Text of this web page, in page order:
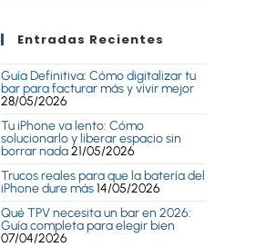
Entradas Recientes
Guía Definitiva: Cómo digitalizar tu
bar para facturar más y vivir mejor
28/05/2026
Tu iPhone va lento: Cómo
solucionarlo y liberar espacio sin
borrar nada21/05/2026
Trucos reales para que la batería del
iPhone dure más14/05/2026
Qué TPV necesita un bar en 2026:
Guía completa para elegir bien
07/04/2026